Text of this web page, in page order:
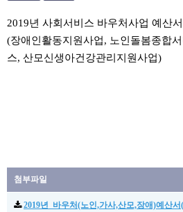
2019년 사회서비스 바우처사업 예산서
(장애인활동지원사업, 노인돌봄종합
스, 산모신생아건강관리지원사업)
첨부파일
2019년_바우처(노인,가사,산모,장애)예산서